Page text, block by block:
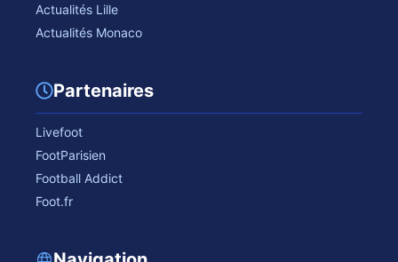
Actualités Lille
Actualités Monaco
Partenaires
Livefoot
FootParisien
Football Addict
Foot.fr